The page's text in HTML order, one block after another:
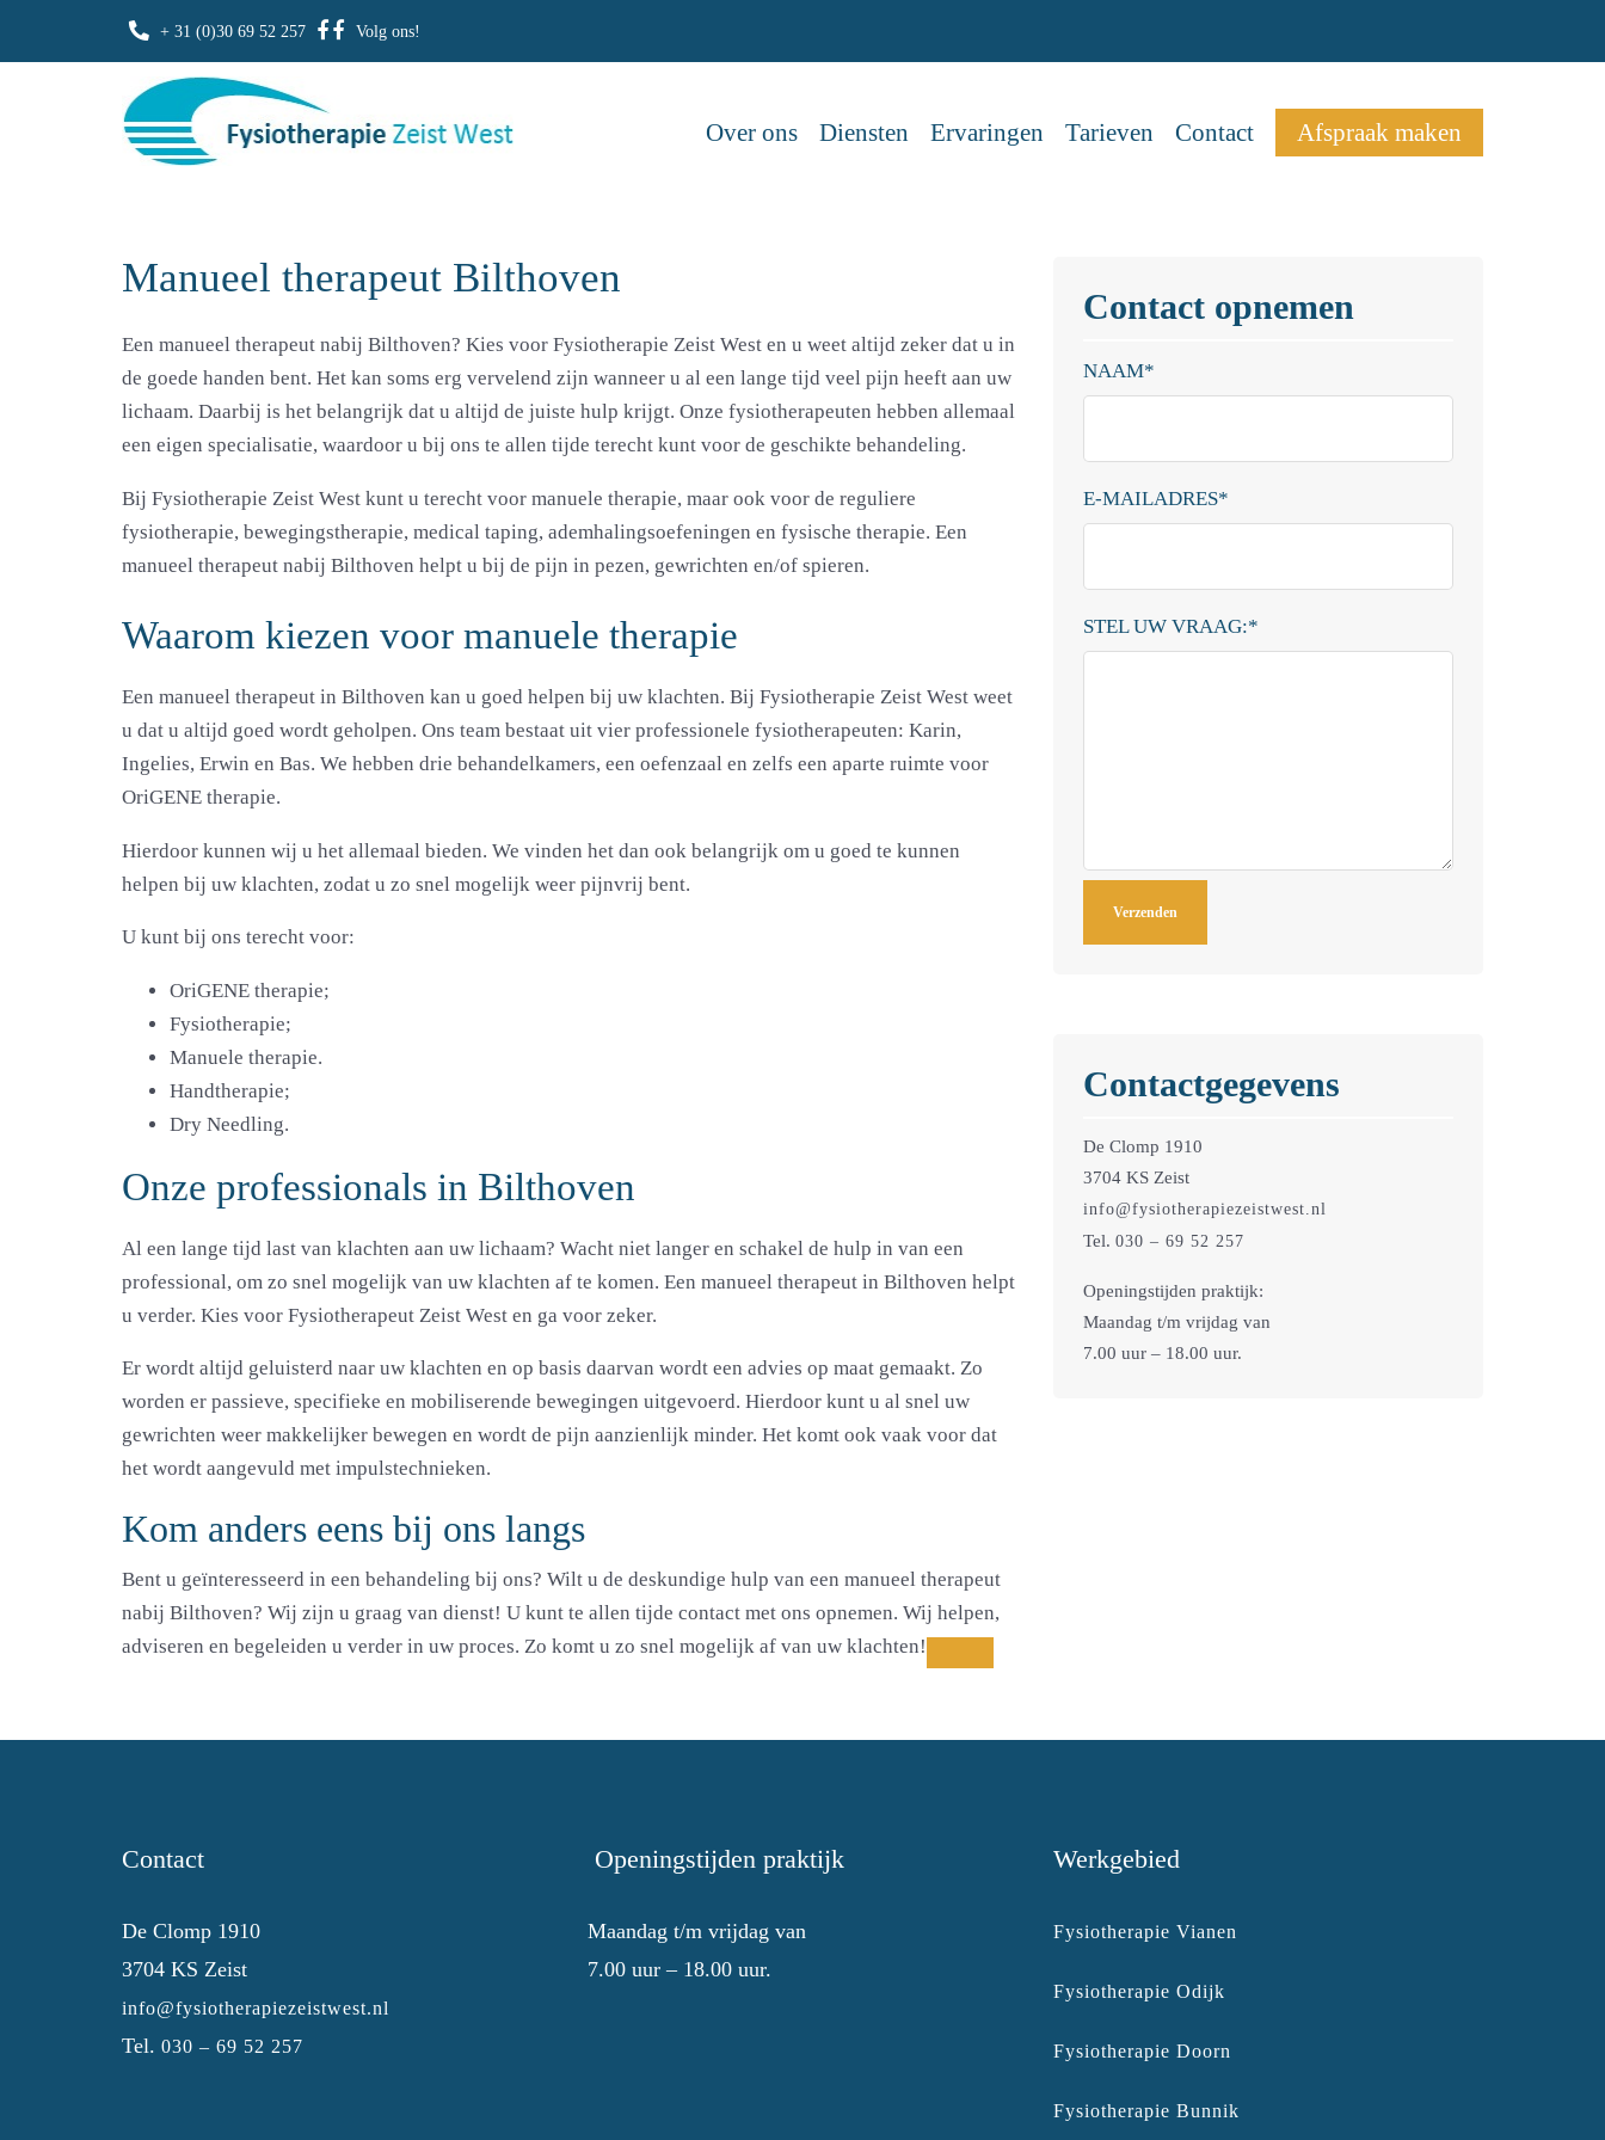
+ 31 (0)30 69 52 257 Volg ons!
Over ons Diensten Ervaringen Tarieven Contact Afspraak maken
Manueel therapeut Bilthoven
Een manueel therapeut nabij Bilthoven? Kies voor Fysiotherapie Zeist West en u weet altijd zeker dat u in
de goede handen bent. Het kan soms erg vervelend zijn wanneer u al een lange tijd veel pijn heeft aan uw
lichaam. Daarbij is het belangrijk dat u altijd de juiste hulp krijgt. Onze fysiotherapeuten hebben allemaal
een eigen specialisatie, waardoor u bij ons te allen tijde terecht kunt voor de geschikte behandeling.
Bij Fysiotherapie Zeist West kunt u terecht voor manuele therapie, maar ook voor de reguliere
fysiotherapie, bewegingstherapie, medical taping, ademhalingsoefeningen en fysische therapie. Een
manueel therapeut nabij Bilthoven helpt u bij de pijn in pezen, gewrichten en/of spieren.
Waarom kiezen voor manuele therapie
Een manueel therapeut in Bilthoven kan u goed helpen bij uw klachten. Bij Fysiotherapie Zeist West weet
u dat u altijd goed wordt geholpen. Ons team bestaat uit vier professionele fysiotherapeuten: Karin,
Ingelies, Erwin en Bas. We hebben drie behandelkamers, een oefenzaal en zelfs een aparte ruimte voor
OriGENE therapie.
Hierdoor kunnen wij u het allemaal bieden. We vinden het dan ook belangrijk om u goed te kunnen
helpen bij uw klachten, zodat u zo snel mogelijk weer pijnvrij bent.
U kunt bij ons terecht voor:
OriGENE therapie;
Fysiotherapie;
Manuele therapie.
Handtherapie;
Dry Needling.
Onze professionals in Bilthoven
Al een lange tijd last van klachten aan uw lichaam? Wacht niet langer en schakel de hulp in van een
professional, om zo snel mogelijk van uw klachten af te komen. Een manueel therapeut in Bilthoven helpt
u verder. Kies voor Fysiotherapeut Zeist West en ga voor zeker.
Er wordt altijd geluisterd naar uw klachten en op basis daarvan wordt een advies op maat gemaakt. Zo
worden er passieve, specifieke en mobiliserende bewegingen uitgevoerd. Hierdoor kunt u al snel uw
gewrichten weer makkelijker bewegen en wordt de pijn aanzienlijk minder. Het komt ook vaak voor dat
het wordt aangevuld met impulstechnieken.
Kom anders eens bij ons langs
Bent u geïnteresseerd in een behandeling bij ons? Wilt u de deskundige hulp van een manueel therapeut
nabij Bilthoven? Wij zijn u graag van dienst! U kunt te allen tijde contact met ons opnemen. Wij helpen,
adviseren en begeleiden u verder in uw proces. Zo komt u zo snel mogelijk af van uw klachten!
Contact opnemen
NAAM*
E-MAILADRES*
STEL UW VRAAG:*
Contactgegevens
De Clomp 1910
3704 KS Zeist
info@fysiotherapiezeistwest.nl
Tel. 030 – 69 52 257
Openingstijden praktijk:
Maandag t/m vrijdag van
7.00 uur – 18.00 uur.
Contact
De Clomp 1910
3704 KS Zeist
info@fysiotherapiezeistwest.nl
Tel. 030 – 69 52 257
Openingstijden praktijk
Maandag t/m vrijdag van
7.00 uur – 18.00 uur.
Werkgebied
Fysiotherapie Vianen
Fysiotherapie Odijk
Fysiotherapie Doorn
Fysiotherapie Bunnik